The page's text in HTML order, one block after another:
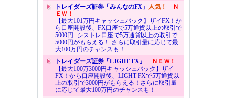
トレイダーズ証券「みんなのFX」 人気！
Ｎ
ＥＷ！
【最大101万円キャッシュバック】ザイFX！か
ら口座開設後、FX口座で5万通貨以上の取引で
5000円+シストレ口座で5万通貨以上の取引で
5000円がもらえる！ さらに取引量に応じて最
大100万円のチャンスも！
トレイダーズ証券「LIGHT FX」
ＮＥＷ！
【最大100万3000円キャッシュバック】ザイ
FX！から口座開設後、LIGHT FXで5万通貨以
上の取引で3000円がもらえる！さらに取引量
に応じて最大100万円のチャンスも！